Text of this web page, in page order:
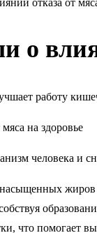
отказа от
о
работу
человека и
насыщенных
что помогает